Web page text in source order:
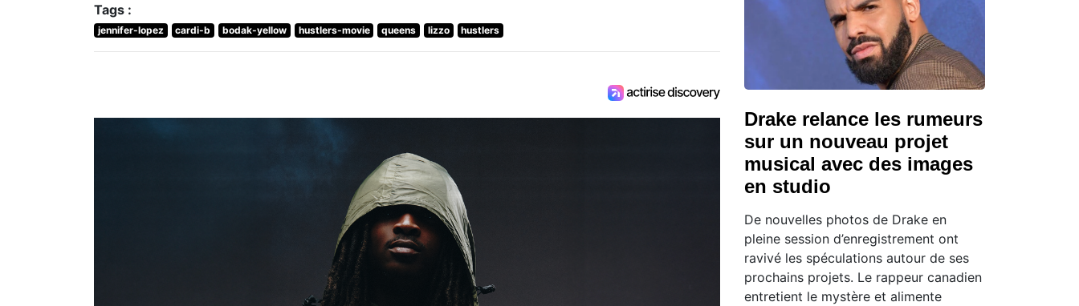
Tags :
jennifer-lopez cardi-b bodak-yellow hustlers-movie queens lizzo hustlers
Drake relance les rumeurs
sur un nouveau projet
musical avec des images
en studio
De nouvelles photos de Drake en
pleine session d’enregistrement ont
ravivé les spéculations autour de ses
prochains projets. Le rappeur canadien
entretient le mystère et alimente